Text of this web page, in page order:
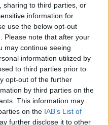
sharing to third parties, or
information for
use the below opt-out
Please note that after your
may continue seeing
information utilized by
to third parties prior to
opt-out of the further
by third parties on the
This information may
on the IAB’s List of
further disclose it to other
i due giovani.
quindi intrapreso un laborioso
degli archivi di
di molteplici filmati sia dei
targhe comunali, sia di filmati
le registrazioni di altri e
in epoca pregressa, perlopiù
ubicate nella Provincia di
ed elementi di fatto
consentiva ai Carabinieri